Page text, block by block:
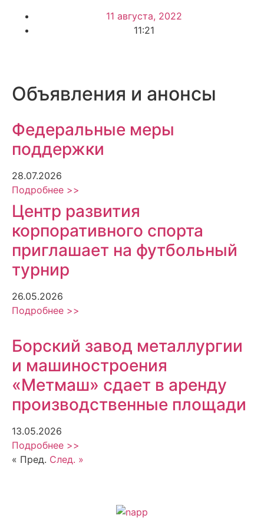
11 августа, 2022
11:21
Объявления и анонсы
Федеральные меры
поддержки
28.07.2026
Подробнее >>
Центр развития
корпоративного спорта
приглашает на футбольный
турнир
26.05.2026
Подробнее >>
Борский завод металлургии
и машиностроения
«Метмаш» сдает в аренду
производственные площади
13.05.2026
Подробнее >>
« Пред. След. »